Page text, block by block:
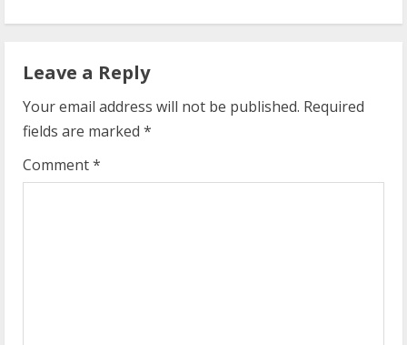
n
u
e
R
e
Leave a Reply
Your email address will not be published. Required
fields are marked *
Comment*